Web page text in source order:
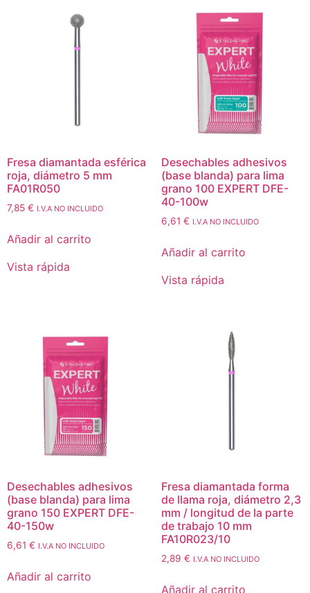
Fresa diamantada esférica
roja, diámetro 5 mm
FA01R050
7,85 € I.V.A NO INCLUIDO
Añadir al carrito
Vista rápida
Desechables adhesivos
(base blanda) para lima
grano 100 EXPERT DFE-
40-100w
6,61 € I.V.A NO INCLUIDO
Añadir al carrito
Vista rápida
Desechables adhesivos
(base blanda) para lima
grano 150 EXPERT DFE-
40-150w
6,61 € I.V.A NO INCLUIDO
Añadir al carrito
Fresa diamantada forma
de llama roja, diámetro 2,3
mm / longitud de la parte
de trabajo 10 mm
FA10R023/10
2,89 € I.V.A NO INCLUIDO
Añadir al carrito